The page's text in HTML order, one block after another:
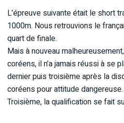
L’épreuve suivante était le short
1000m. Nous retrouvions le
quart de finale.
Mais à nouveau
coréens, il n’a jamais réussi à se
dernier puis troisième après la
coréens pour attitude dangereuse.
Troisième, la qualification se fait